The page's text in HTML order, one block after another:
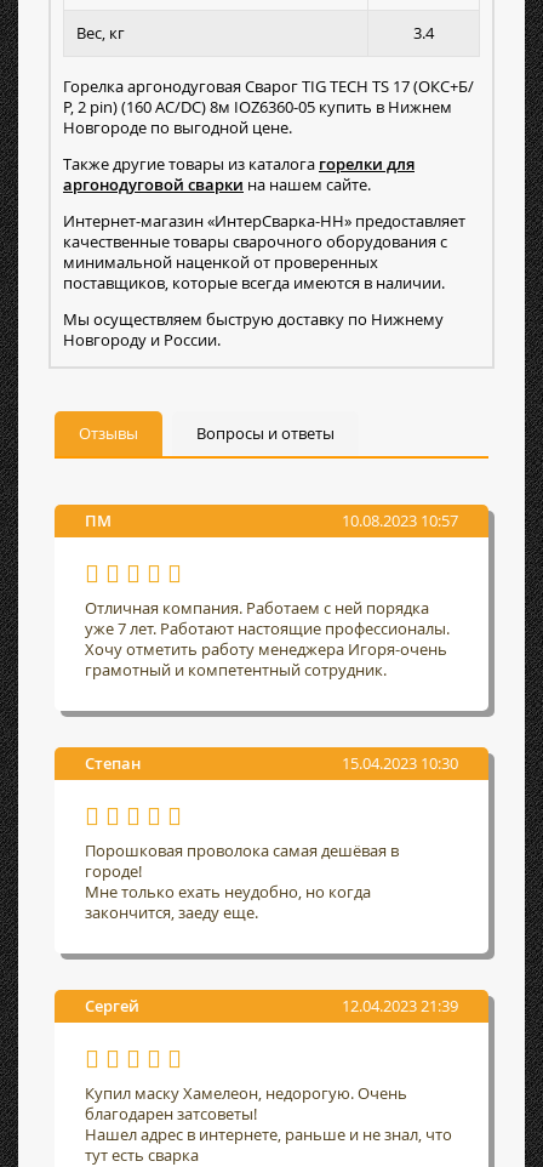
Вес, кг 3.4
Горелка аргонодуговая Сварог TIG TECH TS 17 (ОКС+Б/
Р, 2 pin) (160 AC/DC) 8м IOZ6360-05 купить в Нижнем
Новгороде по выгодной цене.
Также другие товары из каталога горелки для
аргонодуговой сварки на нашем сайте.
Интернет-магазин «ИнтерСварка-НН» предоставляет
качественные товары сварочного оборудования с
минимальной наценкой от проверенных
поставщиков, которые всегда имеются в наличии.
Мы осуществляем быструю доставку по Нижнему
Новгороду и России.
Отзывы Вопросы и ответы
ПМ 10.08.2023 10:57
Отличная компания. Работаем с ней порядка
уже 7 лет. Работают настоящие профессионалы.
Хочу отметить работу менеджера Игоря-очень
грамотный и компетентный сотрудник.
Степан 15.04.2023 10:30
Порошковая проволока самая дешёвая в
городе!
Мне только ехать неудобно, но когда
закончится, заеду еще.
Сергей 12.04.2023 21:39
Купил маску Хамелеон, недорогую. Очень
благодарен затсоветы!
Нашел адрес в интернете, раньше и не знал, что
тут есть сварка